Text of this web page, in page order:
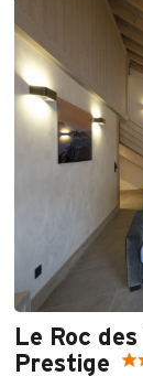
Le Roc
Prestige